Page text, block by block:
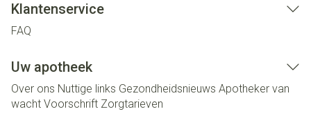
Klantenservice
FAQ
Uw apotheek
Over ons Nuttige links Gezondheidsnieuws Apotheker van
wacht Voorschrift Zorgtarieven